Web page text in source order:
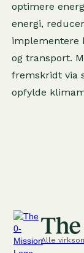
optimere
energi,
implementere
og transport.
fremskridt via
opfylde
Alle